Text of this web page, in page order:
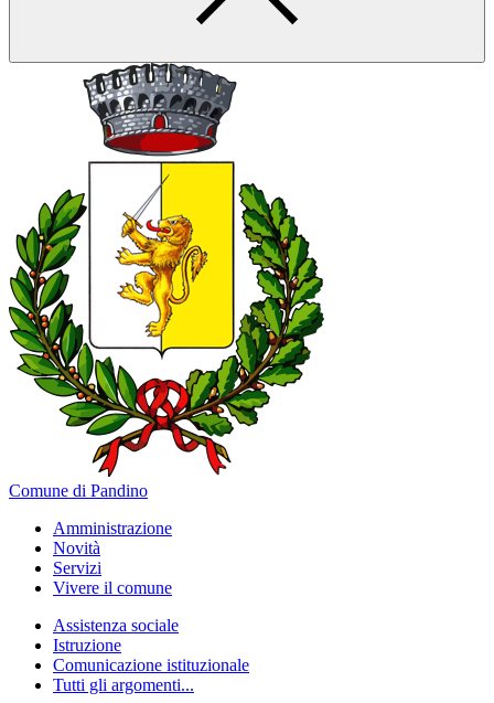
Comune di Pandino
Amministrazione
Novità
Servizi
Vivere il comune
Assistenza sociale
Istruzione
Comunicazione istituzionale
Tutti gli argomenti...